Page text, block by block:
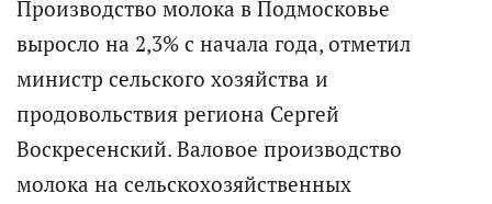
Производство молока в Подмосковье
выросло на 2,3% с начала года, отметил
министр сельского хозяйства и
продовольствия региона Сергей
Воскресенский. Валовое производство
молока на сельскохозяйственных